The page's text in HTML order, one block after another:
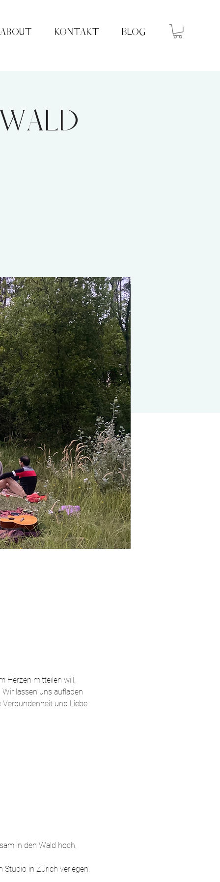
ABOUT KONTAKT BLOG
Herzen mitteilen will.
lassen uns aufladen
und Liebe
in den Wald hoch.
in Zürich verlegen.